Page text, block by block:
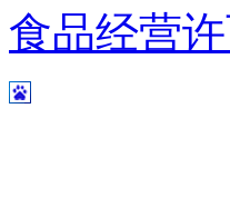
食品经营